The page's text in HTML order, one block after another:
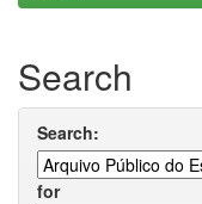
Search
Search:
for